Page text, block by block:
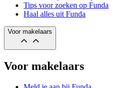
Tips voor zoeken op Funda
Haal alles uit Funda
Voor makelaars
Voor makelaars